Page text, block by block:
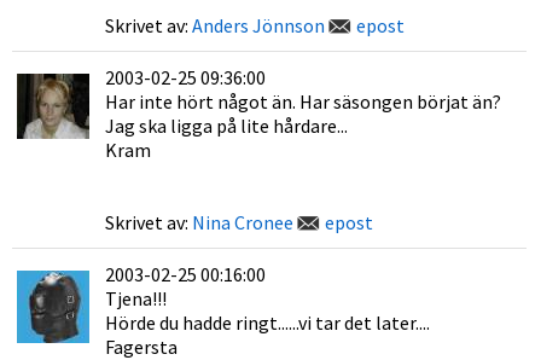
Skrivet av: Anders Jönnson epost
2003-02-25 09:36:00
Har inte hört något än. Har säsongen börjat än?
Jag ska ligga på lite hårdare...
Kram
Skrivet av: Nina Cronee epost
2003-02-25 00:16:00
Tjena!!!
Hörde du hadde ringt......vi tar det later....
Fagersta